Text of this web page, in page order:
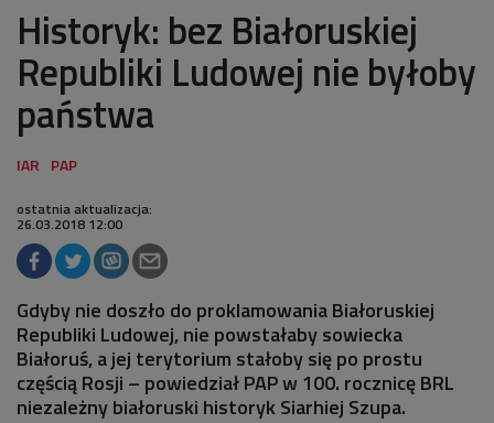
Historyk: bez Białoruskiej
Republiki Ludowej nie byłoby
państwa
ostatnia aktualizacja:
26.03.2018 12:00
Gdyby nie doszło do proklamowania Białoruskiej
Republiki Ludowej, nie powstałaby sowiecka
Białoruś, a jej terytorium stałoby się po prostu
częścią Rosji – powiedział PAP w 100. rocznicę BRL
niezależny białoruski historyk Siarhiej Szupa.